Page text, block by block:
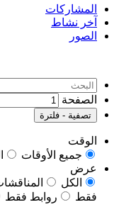
المشاركات
آخر نشاط
الصور
الصفحة
تصفية - فلترة
الوقت
جميع الأوقات
عرض
الكل
فقط
روابط فقط